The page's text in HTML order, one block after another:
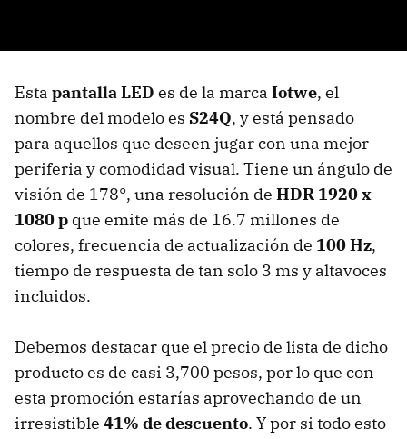
Esta pantalla LED es de la marca Iotwe, el
nombre del modelo es S24Q, y está pensado
para aquellos que deseen jugar con una mejor
periferia y comodidad visual. Tiene un ángulo de
visión de 178°, una resolución de HDR 1920 x
1080 p que emite más de 16.7 millones de
colores, frecuencia de actualización de 100 Hz,
tiempo de respuesta de tan solo 3 ms y altavoces
incluidos.
Debemos destacar que el precio de lista de dicho
producto es de casi 3,700 pesos, por lo que con
esta promoción estarías aprovechando de un
irresistible 41% de descuento. Y por si todo esto